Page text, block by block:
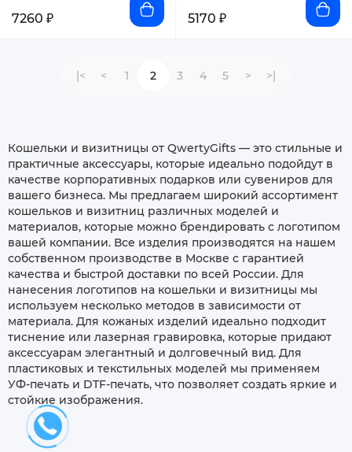
7260 ₽ 5170 ₽
|< < 1 2 3 4 5 > >|
Кошельки и визитницы от QwertyGifts — это стильные и
практичные аксессуары, которые идеально подойдут в
качестве корпоративных подарков или сувениров для
вашего бизнеса. Мы предлагаем широкий ассортимент
кошельков и визитниц различных моделей и
материалов, которые можно брендировать с логотипом
вашей компании. Все изделия производятся на нашем
собственном производстве в Москве с гарантией
качества и быстрой доставки по всей России. Для
нанесения логотипов на кошельки и визитницы мы
используем несколько методов в зависимости от
материала. Для кожаных изделий идеально подходит
тиснение или лазерная гравировка, которые придают
аксессуарам элегантный и долговечный вид. Для
пластиковых и текстильных моделей мы применяем
УФ-печать и DTF-печать, что позволяет создать яркие и
стойкие изображения.